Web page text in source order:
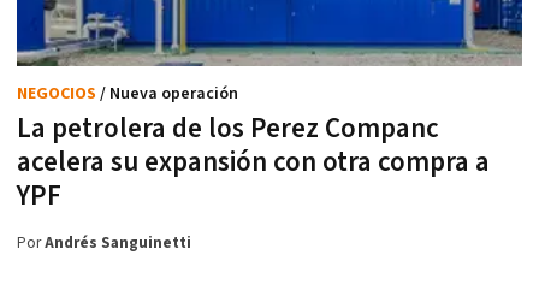
La petrolera de los Perez Companc
acelera su expansión con otra compra a
YPF
NEGOCIOS / Nueva operación
PorAndrés Sanguinetti